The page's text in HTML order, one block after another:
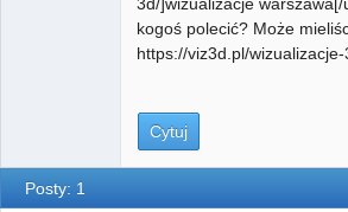
kogoś polecić? Może
https://viz3d.pl/
Cytuj
Posty: 1